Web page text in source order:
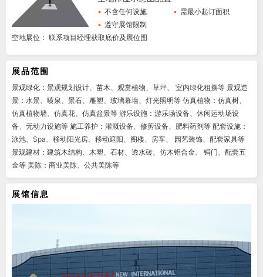
• 不含任何设施 • 需最小起订面积
• 遵守展馆限制
空地展位： 联系项目经理获取底价及展位图
展品范围
景观绿化：景观规划设计、苗木、观赏植物、草坪、 室内绿化租摆等 景观造
景：水景、喷泉、景石、雕塑、玻璃幕墙、灯光照明等 仿真植物：仿真树、
仿真植物墙、仿真花、仿真盆景等 游乐设施：游乐场设备、休闲运动场设
备、无动力设施等 施工养护：灌溉设备、修剪设备、肥料药剂等 配套设施：
泳池、Spa、移动阳光房、移动遮阳、阁楼、房车、 园艺装饰、配套家具等
景观建材：建筑木结构、木塑、石材、透水砖、仿木铝合金、 铜门、配套五
金等 美陈：商业美陈、公共美陈等
展馆信息